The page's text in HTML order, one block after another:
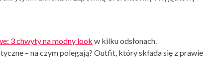
3 chwyty na modny look w kilku odsłonach.
– na czym polegają? Outfit, który składa się z prawie